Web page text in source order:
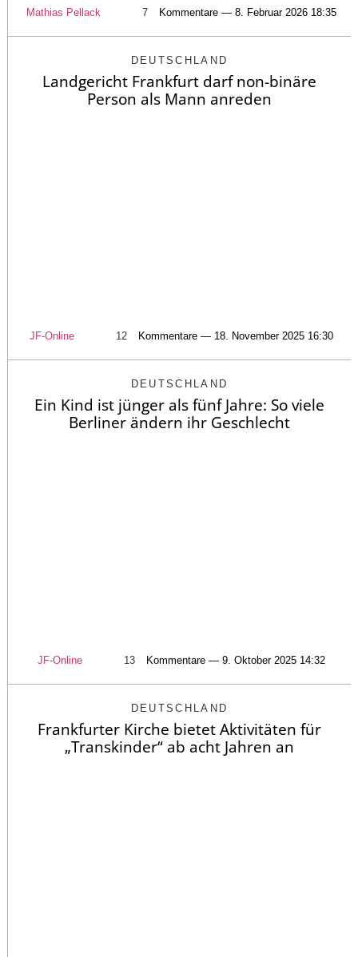
Mathias Pellack 7 Kommentare — 8. Februar 2026 18:35
DEUTSCHLAND
Landgericht Frankfurt darf non-binäre
Person als Mann anreden
JF-Online 12 Kommentare — 18. November 2025 16:30
DEUTSCHLAND
Ein Kind ist jünger als fünf Jahre: So viele
Berliner ändern ihr Geschlecht
JF-Online 13 Kommentare — 9. Oktober 2025 14:32
DEUTSCHLAND
Frankfurter Kirche bietet Aktivitäten für
„Transkinder“ ab acht Jahren an